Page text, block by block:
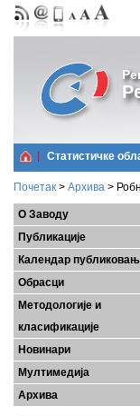
Статистичке
Почетак > Архива >
О Заводу
Публикације
Календар
Обрасци
Методологије и
класификације
Новинари
Мултимедија
Архива